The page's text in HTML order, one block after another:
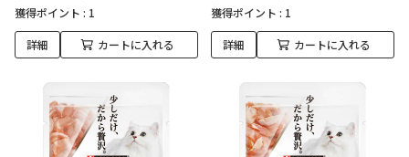
獲得ポイント : 1
詳細 カートに入れる
獲得ポイント : 1
詳細 カートに入れる